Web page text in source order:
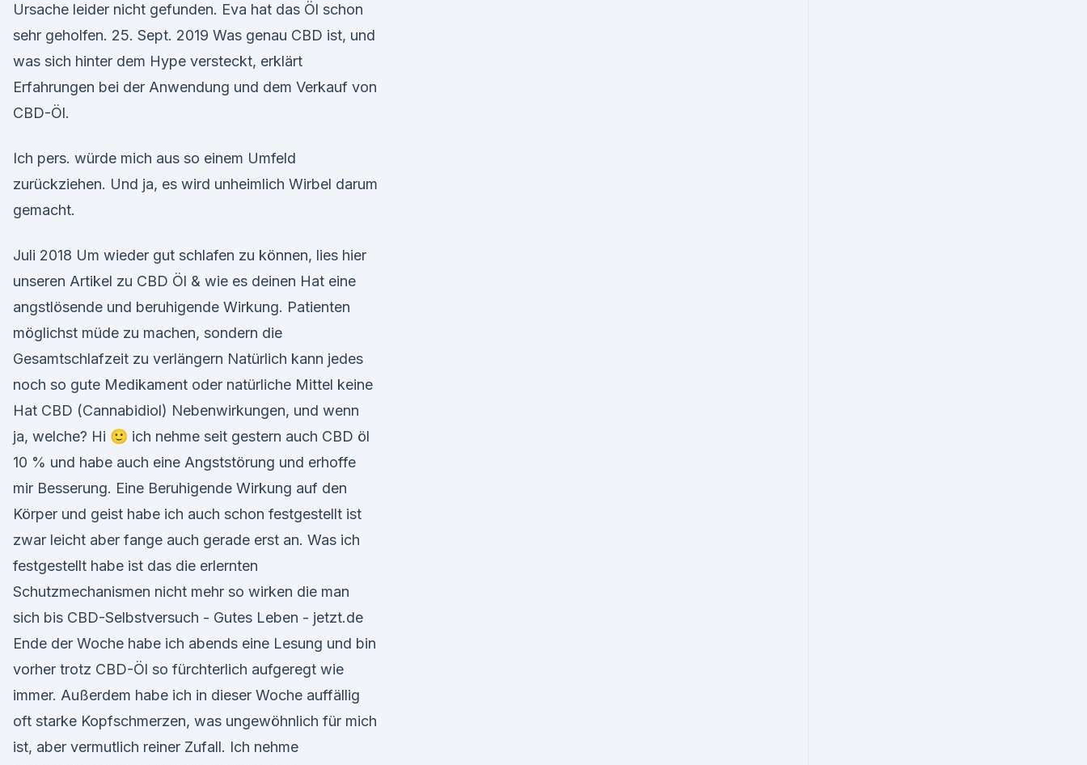
Ursache leider nicht gefunden. Eva hat das Öl schon
sehr geholfen. 25. Sept. 2019 Was genau CBD ist, und
was sich hinter dem Hype versteckt, erklärt
Erfahrungen bei der Anwendung und dem Verkauf von
CBD-Öl.
Ich pers. würde mich aus so einem Umfeld
zurückziehen. Und ja, es wird unheimlich Wirbel darum
gemacht.
Juli 2018 Um wieder gut schlafen zu können, lies hier
unseren Artikel zu CBD Öl & wie es deinen Hat eine
angstlösende und beruhigende Wirkung. Patienten
möglichst müde zu machen, sondern die
Gesamtschlafzeit zu verlängern Natürlich kann jedes
noch so gute Medikament oder natürliche Mittel keine
Hat CBD (Cannabidiol) Nebenwirkungen, und wenn
ja, welche? Hi 🙂 ich nehme seit gestern auch CBD öl
10 % und habe auch eine Angststörung und erhoffe
mir Besserung. Eine Beruhigende Wirkung auf den
Körper und geist habe ich auch schon festgestellt ist
zwar leicht aber fange auch gerade erst an. Was ich
festgestellt habe ist das die erlernten
Schutzmechanismen nicht mehr so wirken die man
sich bis CBD-Selbstversuch - Gutes Leben - jetzt.de
Ende der Woche habe ich abends eine Lesung und bin
vorher trotz CBD-Öl so fürchterlich aufgeregt wie
immer. Außerdem habe ich in dieser Woche auffällig
oft starke Kopfschmerzen, was ungewöhnlich für mich
ist, aber vermutlich reiner Zufall. Ich nehme